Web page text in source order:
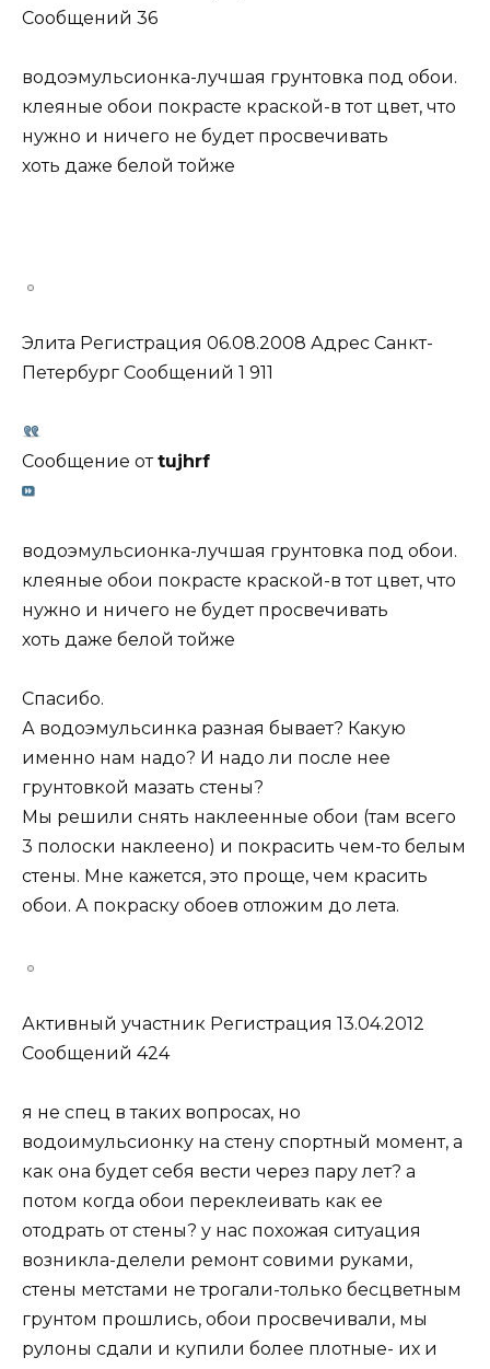
Сообщений 36
водоэмульсионка-лучшая грунтовка под обои.
клеяные обои покрасте краской-в тот цвет, что
нужно и ничего не будет просвечивать
хоть даже белой тойже
Элита Регистрация 06.08.2008 Адрес Санкт-
Петербург Сообщений 1 911
Сообщение отtujhrf
водоэмульсионка-лучшая грунтовка под обои.
клеяные обои покрасте краской-в тот цвет, что
нужно и ничего не будет просвечивать
хоть даже белой тойже
Спасибо.
А водоэмульсинка разная бывает? Какую
именно нам надо? И надо ли после нее
грунтовкой мазать стены?
Мы решили снять наклеенные обои (там всего
3 полоски наклеено) и покрасить чем-то белым
стены. Мне кажется, это проще, чем красить
обои. А покраску обоев отложим до лета.
Активный участник Регистрация 13.04.2012
Сообщений 424
я не спец в таких вопросах, но
водоимульсионку на стену спортный момент, а
как она будет себя вести через пару лет? а
потом когда обои переклеивать как ее
отодрать от стены? у нас похожая ситуация
возникла-делели ремонт совими руками,
стены метстами не трогали-только бесцветным
грунтом прошлись, обои просвечивали, мы
рулоны сдали и купили более плотные- их и